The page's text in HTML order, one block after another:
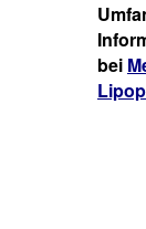
bei